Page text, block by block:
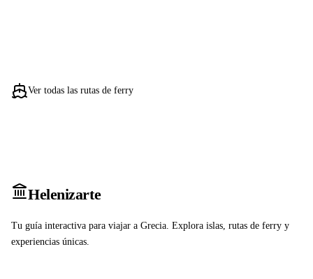
Ver todas las rutas de ferry
Helenizarte
Tu guía interactiva para viajar a Grecia. Explora islas, rutas de ferry y
experiencias únicas.